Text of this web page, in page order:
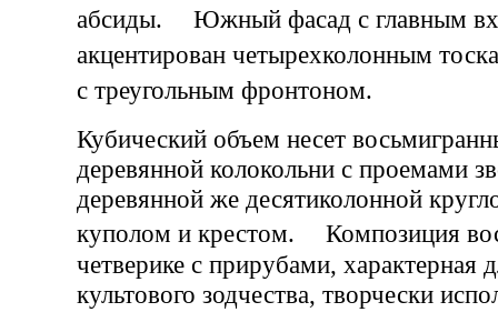
абсиды. Южный фасад с главным
акцентирован четырехколонным
с треугольным фронтоном.
Кубический объем несет
деревянной колокольни с проемами
деревянной же десятиколонной
куполом и крестом. Композиция
четверике с прирубами, характерная
культового зодчества, творчески